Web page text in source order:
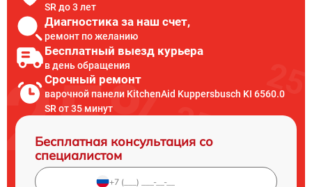
SR до 3 лет
Диагностика за наш счет,
ремонт по желанию
Бесплатный выезд курьера
в день обращения
Срочный ремонт
варочной панели KitchenAid Kuppersbusch KI 6560.0
SR от 35 минут
Бесплатная консультация со
специалистом